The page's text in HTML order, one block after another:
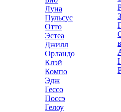
Луна
Пульсус
Отто
Эстеа
Джилл
Орландо
Клэй
Компо
Эдж
Гессо
Поссэ
Гелоу